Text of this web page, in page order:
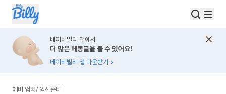
베이비빌리 앱에서
더 많은 베동글을 볼 수 있어요!
베이비빌리 앱 다운받기
예비 엄빠/ 임신준비